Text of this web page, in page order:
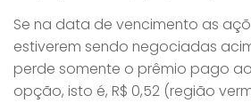
Se na data de vencimento as
estiverem sendo negociadas
perde somente o prêmio pago
opção, isto é, R$ 0,52 (região